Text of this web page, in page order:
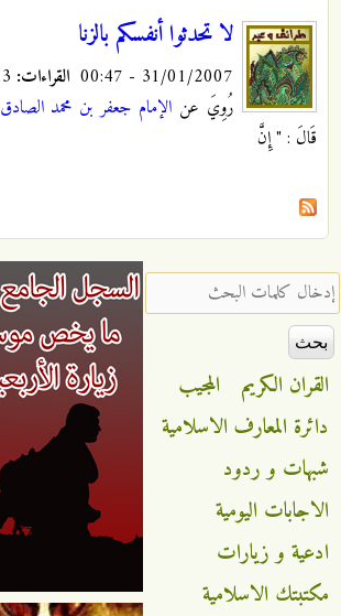
لا تحدثوا أنفسكم بالزنا
31/01/2007 - 00:47 القراءات:
رُوِيَ عن الإمام جعفر بن محمد الصادق
قَالَ : " إِنَّ
‏إدخال كلمات البحث ‏
القران الكريم
المجيب
دائرة المعارف الاسلامية
شبهات و ردود
الاجابات اليومية
ادعية و زيارات
مكتبتك الاسلامية